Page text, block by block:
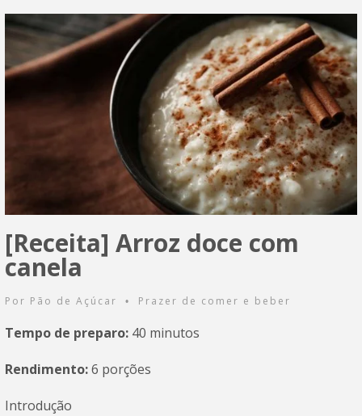
[Receita] Arroz doce com
canela
Por Pão de Açúcar • Prazer de comer e beber
Tempo de preparo: 40 minutos
Rendimento:6 porções
Introdução